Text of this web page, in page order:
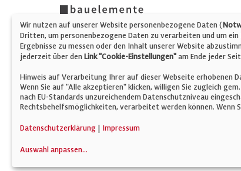
© Verlag für Fachpublizistik GmbH
Wir nutzen auf unserer Website personenbezogene Daten (
Dritten, um personenbezogene Daten zu verarbeiten und um
Ergebnisse zu messen oder den Inhalt unserer Website
jederzeit über den Link "Cookie-Einstellungen" am Ende jeder
Hinweis auf Verarbeitung Ihrer auf dieser Webseite erhobenen
Wenn Sie auf "Alle akzeptieren" klicken, willigen Sie zugleich
nach EU-Standards unzureichendem Datenschutzniveau
Rechtsbehelfsmöglichkeiten, verarbeitet werden können.
Datenschutzerklärung Impressum
Auswahl anpassen...